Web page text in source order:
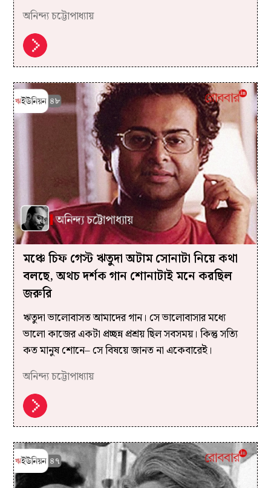
অনিন্দ্য চট্টোপাধ্যায়
মঞ্চে চিফ গেস্ট ঋতুদা অটাম সোনাটা নিয়ে কথা
বলছে, অথচ দর্শক গান শোনাটাই মনে করছিল
জরুরি
ঋতুদা ভালোবাসত আমাদের গান। সে ভালোবাসার মধ্যে
ভালো কাজের একটা প্রচ্ছন্ন প্রশ্রয় ছিল সবসময়। কিন্তু সত্যি
কত মানুষ শোনে– সে বিষয়ে জানত না একেবারেই।
অনিন্দ্য চট্টোপাধ্যায়